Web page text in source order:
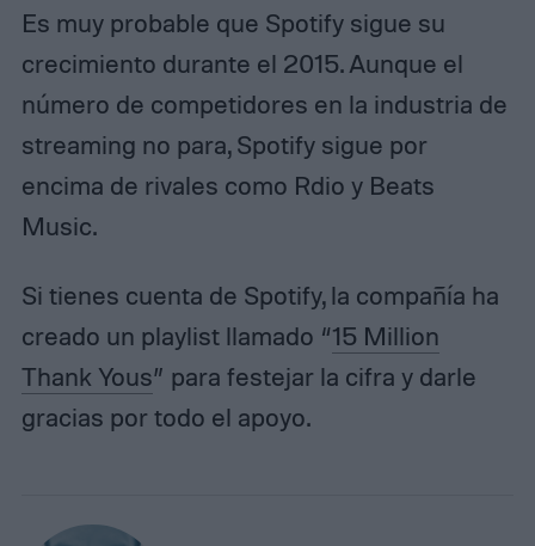
Es muy probable que Spotify sigue su
crecimiento durante el 2015. Aunque el
número de competidores en la industria de
streaming no para, Spotify sigue por
encima de rivales como Rdio y Beats
Music.
Si tienes cuenta de Spotify, la compañía ha
creado un playlist llamado “15 Million
Thank Yous” para festejar la cifra y darle
gracias por todo el apoyo.